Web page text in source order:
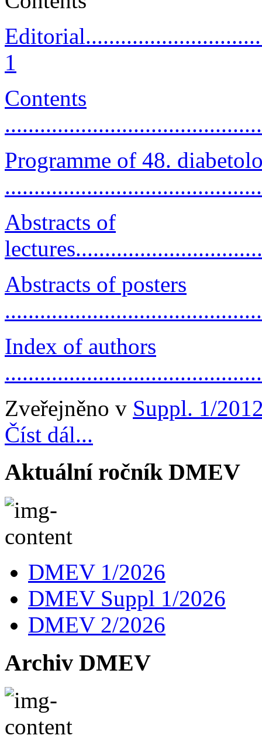
1
Contents
Programme of 48.
Abstracts of
Abstracts of posters
Index of authors
Zveřejněno v Suppl. 1/
Číst dál...
Aktuální ročník DMEV
DMEV 1/2026
DMEV Suppl 1/2026
DMEV 2/2026
Archiv DMEV